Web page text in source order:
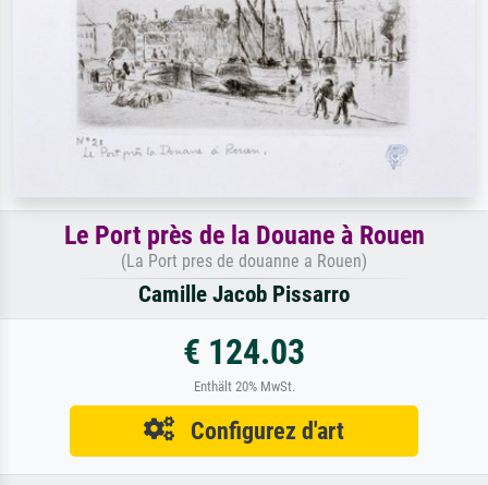
Le Port près de la Douane à Rouen
(La Port pres de douanne a Rouen)
Camille Jacob Pissarro
€ 124.03
Enthält 20% MwSt.
Configurez d'art